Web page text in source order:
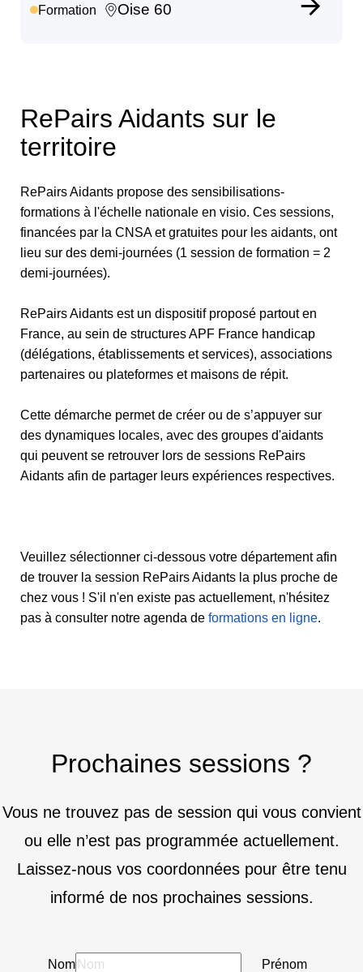
Formation Oise 60
RePairs Aidants sur le
territoire
RePairs Aidants propose des sensibilisations-
formations à l'échelle nationale en visio. Ces sessions,
financées par la CNSA et gratuites pour les aidants, ont
lieu sur des demi-journées (1 session de formation = 2
demi-journées).
RePairs Aidants est un dispositif proposé partout en
France, au sein de structures APF France handicap
(délégations, établissements et services), associations
partenaires ou plateformes et maisons de répit.
Cette démarche permet de créer ou de s’appuyer sur
des dynamiques locales, avec des groupes d'aidants
qui peuvent se retrouver lors de sessions RePairs
Aidants afin de partager leurs expériences respectives.
Veuillez sélectionner ci-dessous votre département afin
de trouver la session RePairs Aidants la plus proche de
chez vous ! S'il n'en existe pas actuellement, n'hésitez
pas à consulter notre agenda de formations en ligne.
Prochaines sessions ?
Vous ne trouvez pas de session qui vous convient
ou elle n’est pas programmée actuellement.
Laissez-nous vos coordonnées pour être tenu
informé de nos prochaines sessions.
Nom Prénom